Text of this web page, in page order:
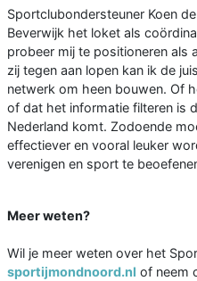
Sportclubondersteuner Koen
Beverwijk het loket als
probeer mij te positioneren als
zij tegen aan lopen kan ik de
netwerk om heen bouwen. Of
of dat het informatie filteren is
Nederland komt. Zodoende
effectiever en vooral leuker
verenigen en sport te
Meer weten?
Wil je meer weten over het
sportijmondnoord.nl of neem